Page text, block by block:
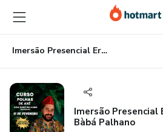
para
o
conteúdo
principal
para
o
pagamento
para
o
rodapé
Imersão Presencial Ervas de Axé com Bàbá Palhano
Imersão Presencial
Bàbá Palhano